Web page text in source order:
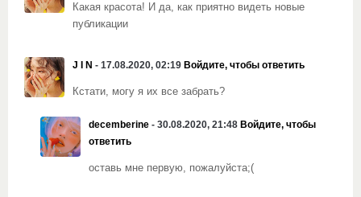
Какая красота! И да, как приятно видеть новые
публикации
J I N - 17.08.2020, 02:19 Войдите, чтобы ответить
Кстати, могу я их все забрать?
decemberine - 30.08.2020, 21:48 Войдите, чтобы
ответить
оставь мне первую, пожалуйста;(